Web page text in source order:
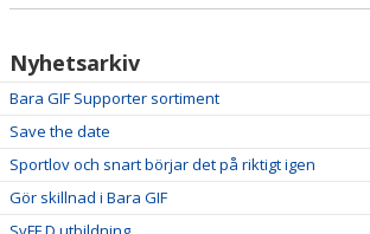
Nyhetsarkiv
Bara GIF Supporter sortiment
Save the date
Sportlov och snart börjar det på riktigt igen
Gör skillnad i Bara GIF